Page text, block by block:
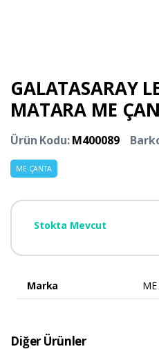
GALATASARAY
MATARA ME
Ürün Kodu:M400089
ME ÇANTA
Stokta Mevcut
Marka
Diğer Ürünler